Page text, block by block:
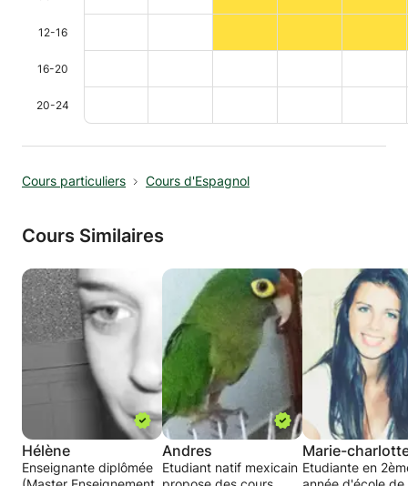
12-16
16-20
20-24
Cours particuliers Cours d'Espagnol
Cours Similaires
Hélène
Enseignante diplômée
Andres
Etudiant natif mexicain
Marie-
Etudiante en